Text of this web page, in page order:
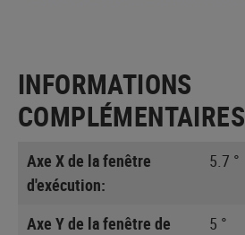
INFORMATIONS
COMPLÉMENTAIRES
Axe X de la fenêtre
d'exécution:
5.7 °
Axe Y de la fenêtre de
5 °